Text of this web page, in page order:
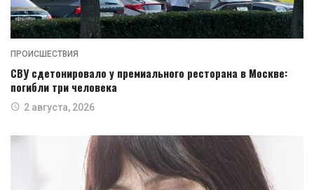
ПРОИСШЕСТВИЯ
СВУ сдетонировало у премиального ресторана в Москве:
погибли три человека
2 августа, 2026